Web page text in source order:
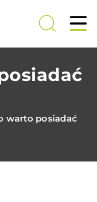
warto posiadać